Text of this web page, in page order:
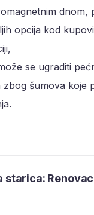
dnom,
opcija kod
se ugraditi
šumova koje
starica: